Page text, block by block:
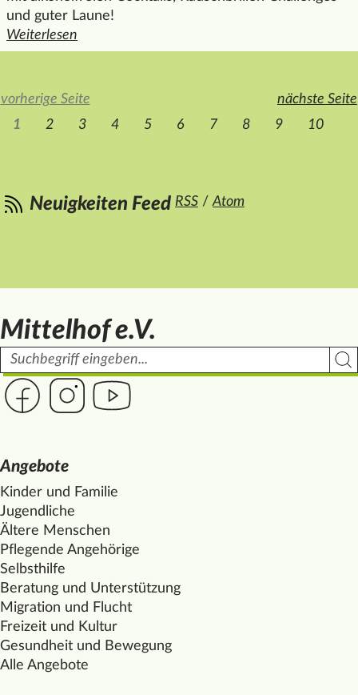
und guter Laune!
Weiterlesen
den ganzen Artikel "Phoenix Clean & Clever Mocktailparty
vorherige Seite
nächste Seite
1
2 3 4 5 6 7 8 9 10
Neuigkeiten Feed RSS /Atom
Mittelhof e.V.
Suchbegriff
Link zur Seite des Mittelhof auf Facebook
Link zur Seite des Mittelhof auf Instagram
Link zur Seite des Mittelhof auf Youtube
Angebote
Kinder und Familie
Jugendliche
Ältere Menschen
Pflegende Angehörige
Selbsthilfe
Beratung und Unterstützung
Migration und Flucht
Freizeit und Kultur
Gesundheit und Bewegung
Alle Angebote